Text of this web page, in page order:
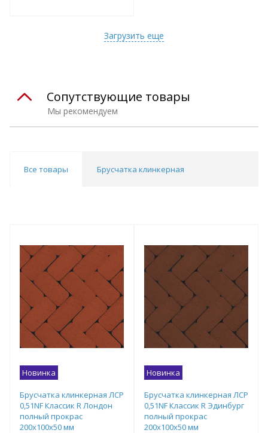
Загрузить еще
Мы рекомендуем
Сопутствующие товары
Все товары Брусчатка клинкерная
Новинка
Брусчатка клинкерная ЛСР
0,51NF Классик R Лондон
полный прокрас
200х100х50 мм
Новинка
Брусчатка клинкерная ЛСР
0,51NF Классик R Эдинбург
полный прокрас
200х100х50 мм